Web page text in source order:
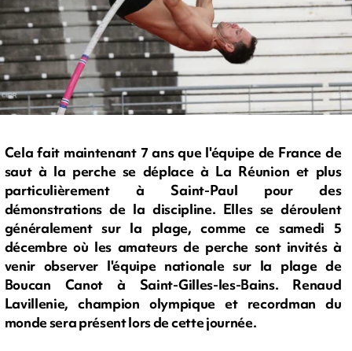
Cela fait maintenant 7 ans que l'équipe de France de
saut à la perche se déplace à La Réunion et plus
particulièrement à Saint-Paul pour des
démonstrations de la discipline. Elles se déroulent
généralement sur la plage, comme ce samedi 5
décembre où les amateurs de perche sont invités à
venir observer l'équipe nationale sur la plage de
Boucan Canot à Saint-Gilles-les-Bains. Renaud
Lavillenie, champion olympique et recordman du
monde sera présent lors de cette journée.